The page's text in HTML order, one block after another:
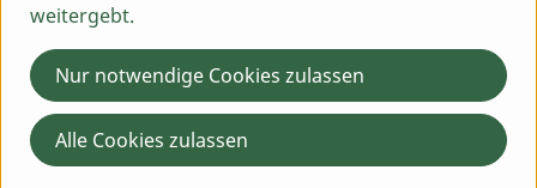
Produktdatenblatt
Herkunft
weitergebt.
Nur notwendige Cookies zulassen
Alle Cookies zulassen